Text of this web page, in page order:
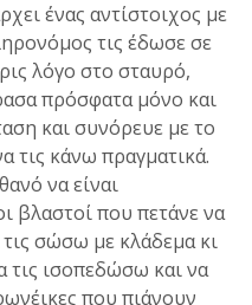
ένας αντίστοιχος με
τις έδωσε σε
λόγο στο σταυρό,
πρόσφατα μόνο και
και συνόρευε με το
τις κάνω πραγματικά.
να είναι
βλαστοί που πετάνε να
σώσω με κλάδεμα κι
ισοπεδώσω και να
που πιάνουν